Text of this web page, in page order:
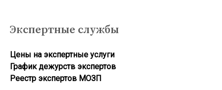
Экспертные службы
Цены на экспертные услуги
График дежурств экспертов
Реестр экcпертов МОЗП